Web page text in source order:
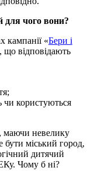
чого вони?
«Бери і
що відповідають
чи користуються
маючи невелику
міський город,
дитячий
Чому б ні?